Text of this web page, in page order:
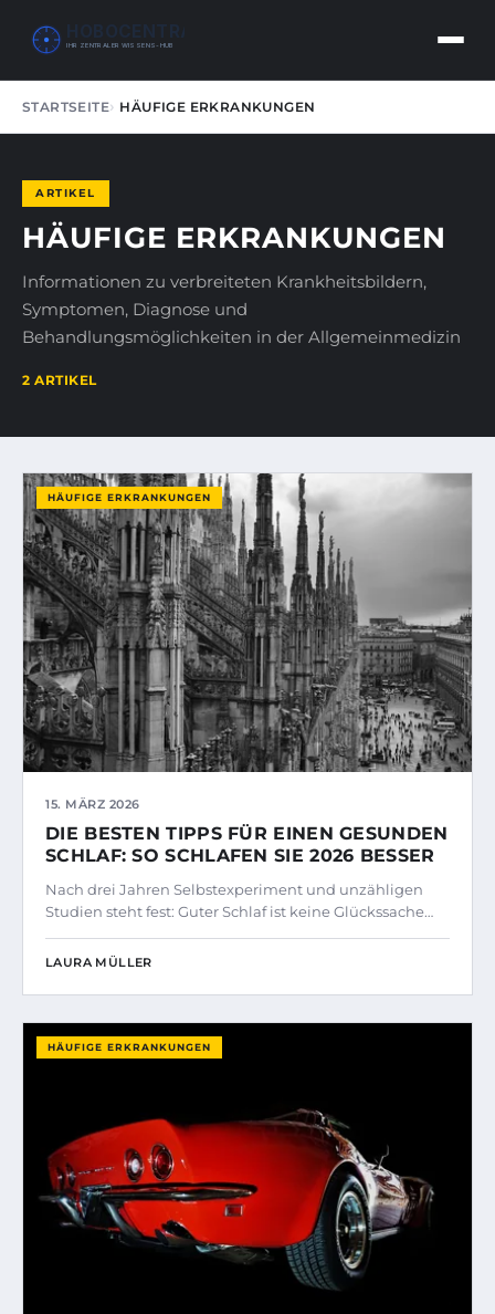
HOBOCENTRAL
IHR ZENTRALER WISSENS-HUB
STARTSEITE HÄUFIGE ERKRANKUNGEN
ARTIKEL
HÄUFIGE ERKRANKUNGEN
Informationen zu verbreiteten Krankheitsbildern,
Symptomen, Diagnose und
Behandlungsmöglichkeiten in der Allgemeinmedizin
2 ARTIKEL
HÄUFIGE ERKRANKUNGEN
15. MÄRZ 2026
DIE BESTEN TIPPS FÜR EINEN GESUNDEN
SCHLAF: SO SCHLAFEN SIE 2026 BESSER
Nach drei Jahren Selbstexperiment und unzähligen
Studien steht fest: Guter Schlaf ist keine Glückssache…
LAURA MÜLLER
HÄUFIGE ERKRANKUNGEN